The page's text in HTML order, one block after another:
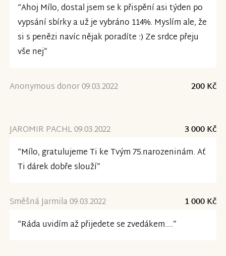
“Ahoj Mílo, dostal jsem se k přispění asi týden po
vypsání sbírky a už je vybráno 114%. Myslím ale, že
si s penězi navíc nějak poradíte :) Ze srdce přeju
vše nej”
Anonymous donor 09.03.2022 200 Kč
JAROMIR PACHL 09.03.2022
3 000 Kč
“Mílo, gratulujeme Ti ke Tvým 75.narozeninám. Ať
Ti dárek dobře slouží”
Směšná Jarmila 09.03.2022
1 000 Kč
“Ráda uvidím až přijedete se zvedákem....”